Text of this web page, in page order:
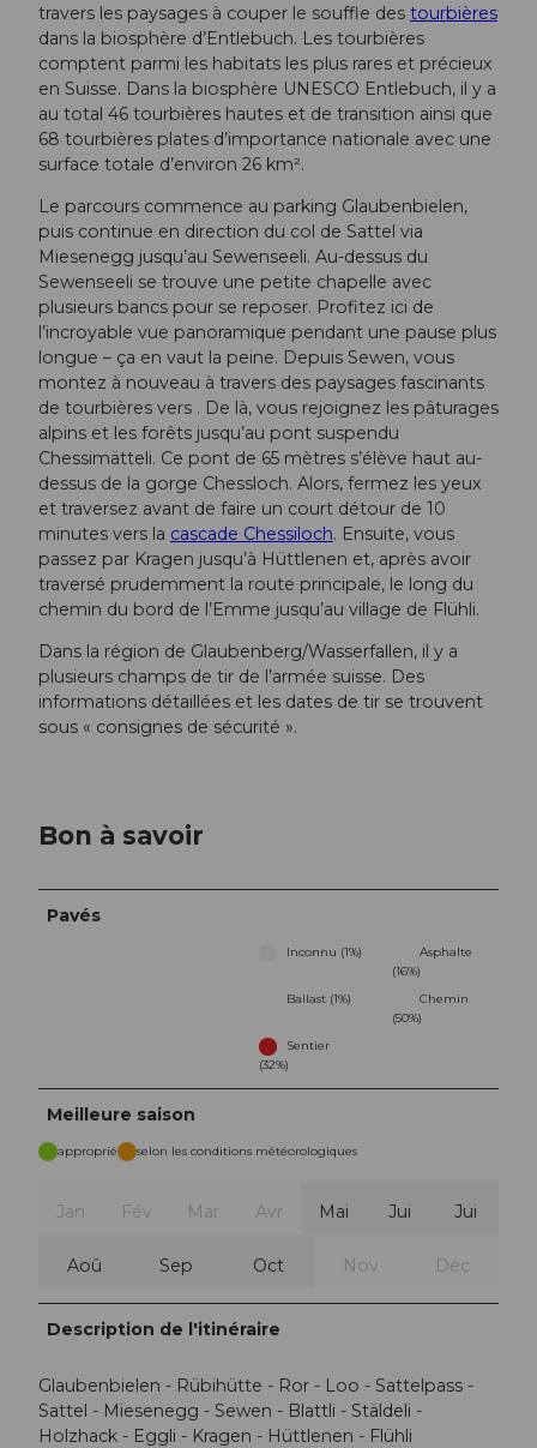
travers les paysages à couper le souffle des tourbières
dans la biosphère d’Entlebuch. Les tourbières
comptent parmi les habitats les plus rares et précieux
en Suisse. Dans la biosphère UNESCO Entlebuch, il y a
au total 46 tourbières hautes et de transition ainsi que
68 tourbières plates d’importance nationale avec une
surface totale d’environ 26 km².
Le parcours commence au parking Glaubenbielen,
puis continue en direction du col de Sattel via
Miesenegg jusqu’au Sewenseeli. Au-dessus du
Sewenseeli se trouve une petite chapelle avec
plusieurs bancs pour se reposer. Profitez ici de
l’incroyable vue panoramique pendant une pause plus
longue – ça en vaut la peine. Depuis Sewen, vous
montez à nouveau à travers des paysages fascinants
de tourbières vers . De là, vous rejoignez les pâturages
alpins et les forêts jusqu’au pont suspendu
Chessimätteli. Ce pont de 65 mètres s’élève haut au-
dessus de la gorge Chessloch. Alors, fermez les yeux
et traversez avant de faire un court détour de 10
minutes vers la cascade Chessiloch. Ensuite, vous
passez par Kragen jusqu’à Hüttlenen et, après avoir
traversé prudemment la route principale, le long du
chemin du bord de l’Emme jusqu’au village de Flühli.
Dans la région de Glaubenberg/Wasserfallen, il y a
plusieurs champs de tir de l’armée suisse. Des
informations détaillées et les dates de tir se trouvent
sous « consignes de sécurité ».
Bon à savoir
Pavés
Inconnu (1%)
Asphalte
(16%)
Ballast (1%)
Chemin
(50%)
Sentier
(32%)
Meilleure saison
approprié selon les conditions météorologiques
Jan Fév Mar Avr Mai Jui Jui
Aoû Sep Oct Nov Déc
Description de l'itinéraire
Glaubenbielen - Rübihütte - Ror - Loo - Sattelpass -
Sattel - Miesenegg - Sewen - Blattli - Stäldeli -
Holzhack - Eggli - Kragen - Hüttlenen - Flühli